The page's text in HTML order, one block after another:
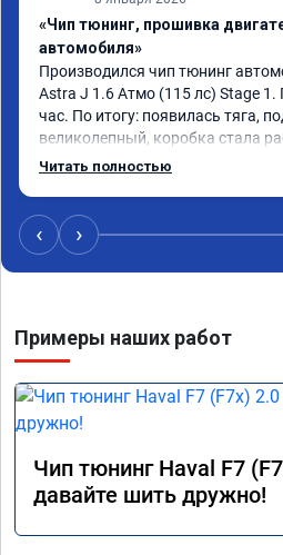
«Чип тюнинг, прошивка
автомобиля»
Производился чип тюнинг
Astra J 1.6 Атмо (115 лс) Stage 1.
час. По итогу: появилась тяга,
великолепный, коробка стала
плавнее. На трассе быстрее
Рекомендую компанию!
Номер сертификата: А011870 от
Читать полностью
‹ ›
Примеры наших работ
Чип тюнинг Haval F7
давайте шить дружно!